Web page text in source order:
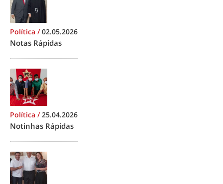
Política /02.05.2026
Notas Rápidas
Política /25.04.2026
Notinhas Rápidas